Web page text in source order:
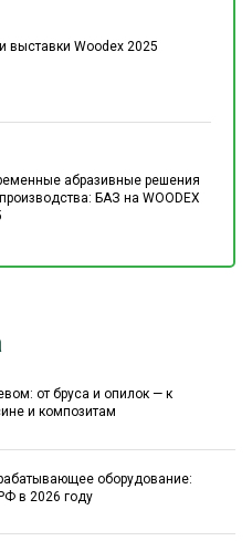
выставки Woodex 2025
абразивные решения
БАЗ на WOODEX
от бруса и опилок — к
и композитам
оборудование:
в 2026 году